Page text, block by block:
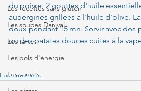
Les recettes sans gluten
Les soupes Danival
Les tartes
Les bols d'énergie
Les sauces
du poivre, 2 gouttes d'huile
aubergines grillées à l'huile d'olive.
doux pendant 15 mn. Servir avec des
ou des patates douces cuites à la
Les crustacés